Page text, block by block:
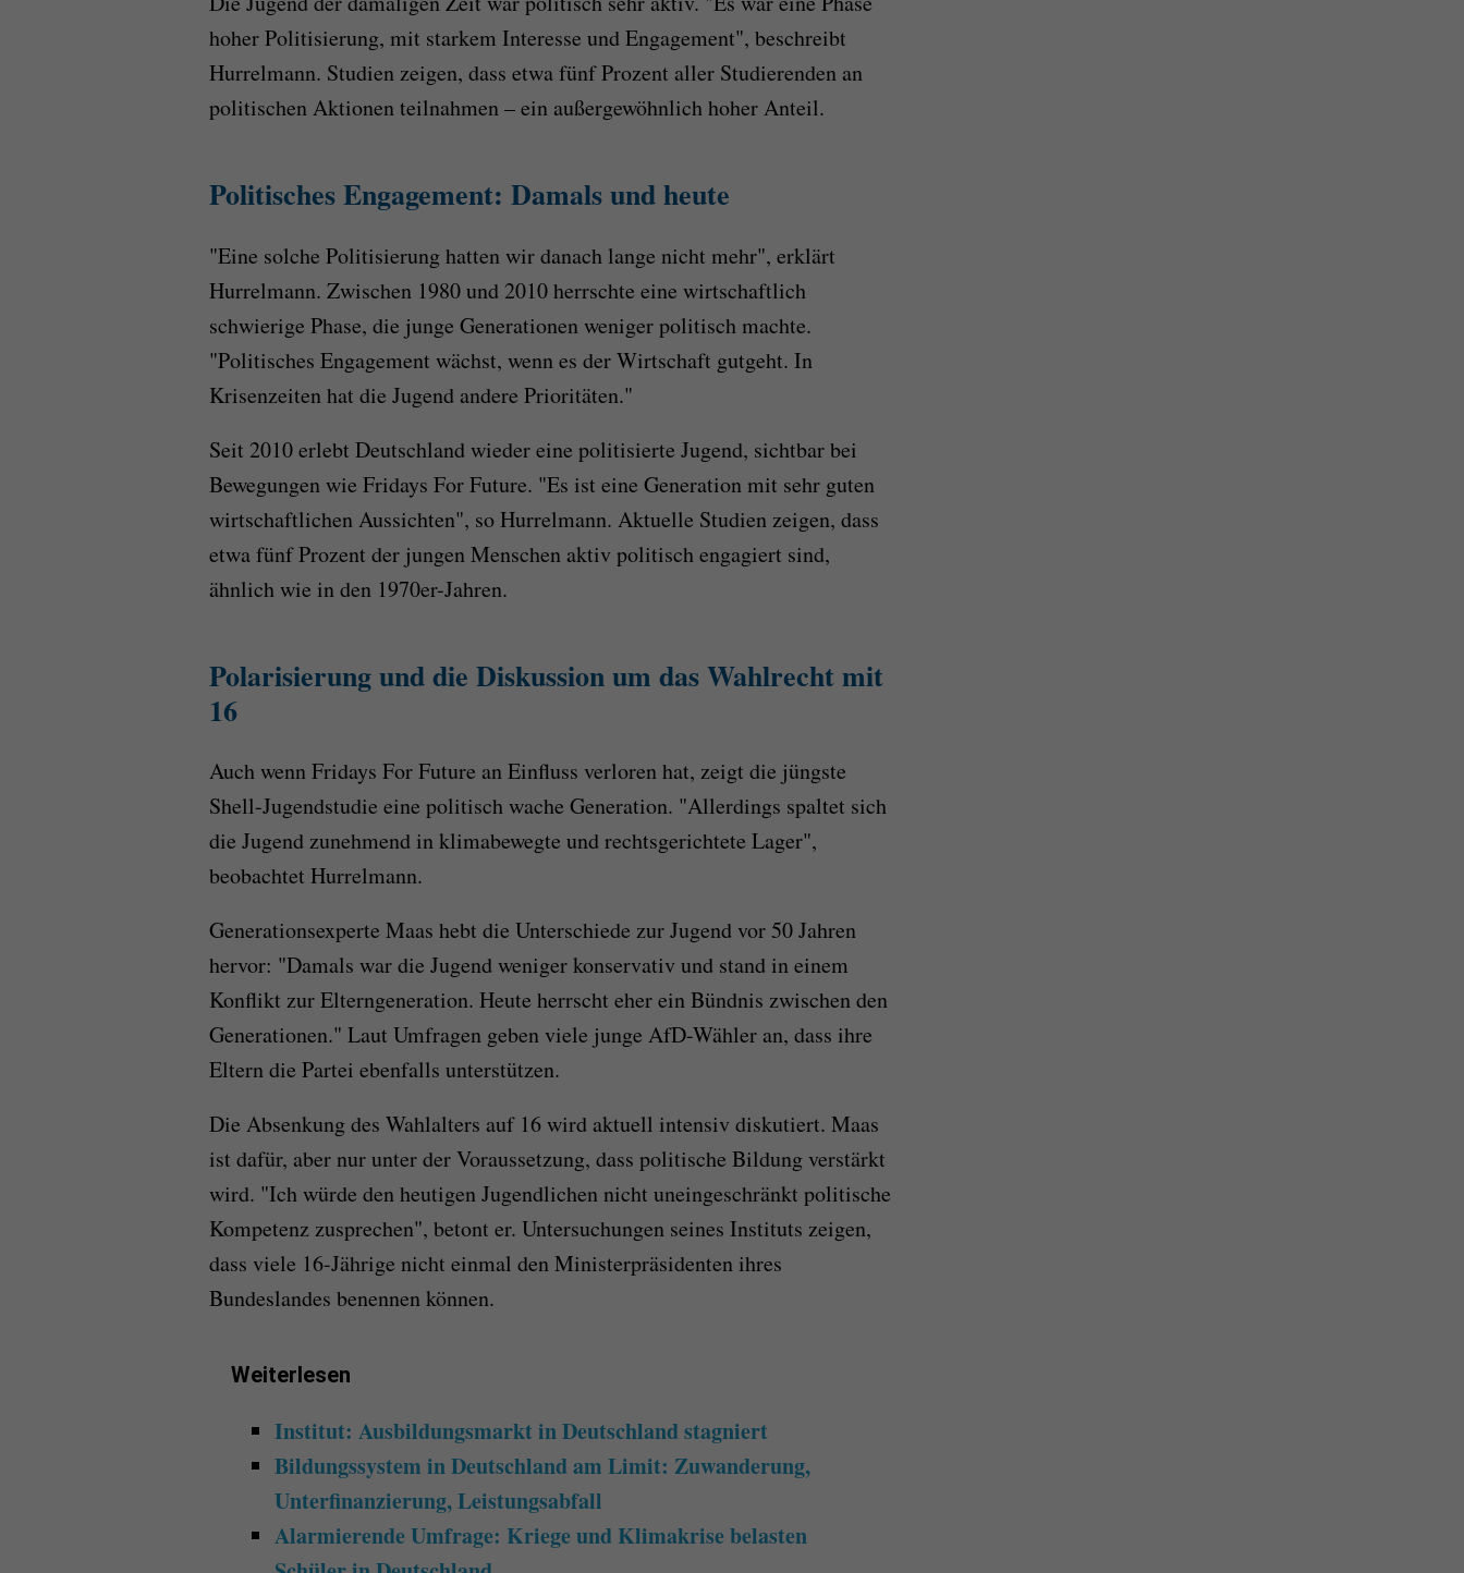
hoher Politisierung, mit starkem Interesse und Engagement", beschreibt
Hurrelmann. Studien zeigen, dass etwa fünf Prozent aller Studierenden an
politischen Aktionen teilnahmen – ein außergewöhnlich hoher Anteil.
Politisches Engagement: Damals und heute
"Eine solche Politisierung hatten wir danach lange nicht mehr", erklärt
Hurrelmann. Zwischen 1980 und 2010 herrschte eine wirtschaftlich
schwierige Phase, die junge Generationen weniger politisch machte.
"Politisches Engagement wächst, wenn es der Wirtschaft gutgeht. In
Krisenzeiten hat die Jugend andere Prioritäten."
Seit 2010 erlebt Deutschland wieder eine politisierte Jugend, sichtbar bei
Bewegungen wie Fridays For Future. "Es ist eine Generation mit sehr guten
wirtschaftlichen Aussichten", so Hurrelmann. Aktuelle Studien zeigen, dass
etwa fünf Prozent der jungen Menschen aktiv politisch engagiert sind,
ähnlich wie in den 1970er-Jahren.
Polarisierung und die Diskussion um das Wahlrecht mit
16
Auch wenn Fridays For Future an Einfluss verloren hat, zeigt die jüngste
Shell-Jugendstudie eine politisch wache Generation. "Allerdings spaltet sich
die Jugend zunehmend in klimabewegte und rechtsgerichtete Lager",
beobachtet Hurrelmann.
Generationsexperte Maas hebt die Unterschiede zur Jugend vor 50 Jahren
hervor: "Damals war die Jugend weniger konservativ und stand in einem
Konflikt zur Elterngeneration. Heute herrscht eher ein Bündnis zwischen den
Generationen." Laut Umfragen geben viele junge AfD-Wähler an, dass ihre
Eltern die Partei ebenfalls unterstützen.
Die Absenkung des Wahlalters auf 16 wird aktuell intensiv diskutiert. Maas
ist dafür, aber nur unter der Voraussetzung, dass politische Bildung verstärkt
wird. "Ich würde den heutigen Jugendlichen nicht uneingeschränkt politische
Kompetenz zusprechen", betont er. Untersuchungen seines Instituts zeigen,
dass viele 16-Jährige nicht einmal den Ministerpräsidenten ihres
Bundeslandes benennen können.
Weiterlesen
Institut: Ausbildungsmarkt in Deutschland stagniert
Bildungssystem in Deutschland am Limit: Zuwanderung,
Unterfinanzierung, Leistungsabfall
Alarmierende Umfrage: Kriege und Klimakrise belasten